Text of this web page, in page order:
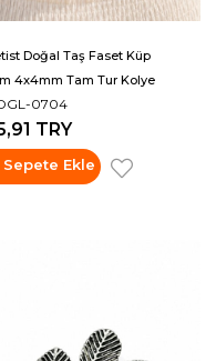
Doğal Taş Faset Küp
4x4mm Tam Tur Kolye
0704
TRY
Sepete Ekle